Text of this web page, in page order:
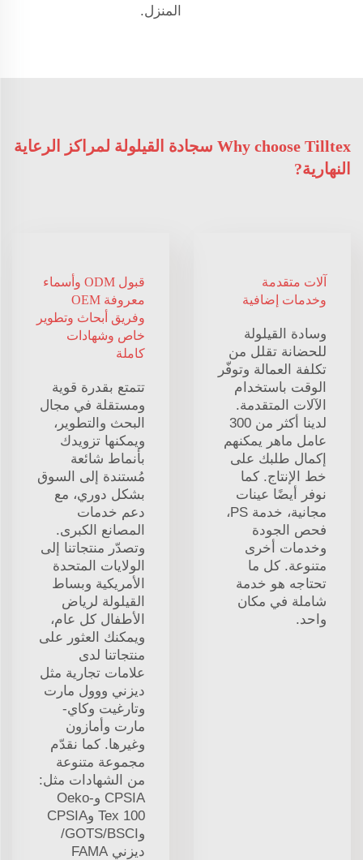
المنزل.
Why choose Tilltex سجادة القيلولة لمراكز الرعاية
النهارية?
آلات متقدمة
وخدمات إضافية
وسادة القيلولة
للحضانة تقلل من
تكلفة العمالة وتوفّر
الوقت باستخدام
الآلات المتقدمة.
لدينا أكثر من 300
عامل ماهر يمكنهم
إكمال طلبك على
خط الإنتاج. كما
نوفر أيضًا عينات
مجانية، خدمة PS،
فحص الجودة
وخدمات أخرى
متنوعة. كل ما
تحتاجه هو خدمة
شاملة في مكان
واحد.
قبول ODM وأسماء
معروفة OEM
وفريق أبحاث وتطوير
خاص وشهادات
كاملة
تتمتع بقدرة قوية
ومستقلة في مجال
البحث والتطوير،
ويمكنها تزويدك
بأنماط شائعة
مُستندة إلى السوق
بشكل دوري، مع
دعم خدمات
المصانع الكبرى.
وتصدّر منتجاتنا إلى
الولايات المتحدة
الأمريكية وبساط
القيلولة لرياض
الأطفال كل عام،
ويمكنك العثور على
منتجاتنا لدى
علامات تجارية مثل
ديزني ووول مارت
وتارغيت وكاي-
مارت وأمازون
وغيرها. كما نقدّم
مجموعة متنوعة
من الشهادات مثل:
CPSIA وOeko-
Tex 100 وCPSIA
وGOTS/BSCI/
ديزني FAMA